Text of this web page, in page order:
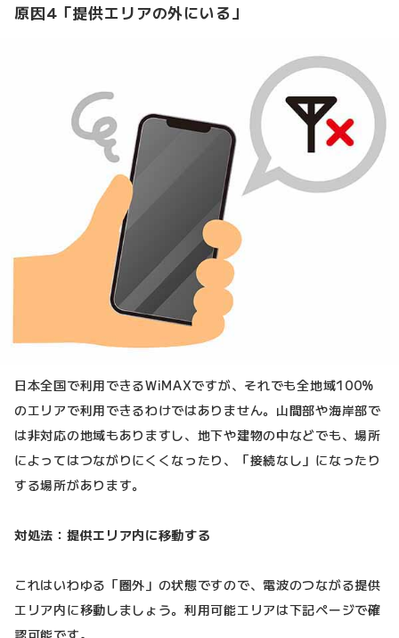
原因4「提供エリアの外にいる」
日本全国で利用できるWiMAXですが、それでも全地域100%
のエリアで利用できるわけではありません。山間部や海岸部で
は非対応の地域もありますし、地下や建物の中などでも、場所
によってはつながりにくくなったり、「接続なし」になったり
する場所があります。
対処法：提供エリア内に移動する
これはいわゆる「圏外」の状態ですので、電波のつながる提供
エリア内に移動しましょう。利用可能エリアは下記ページで確
認可能です。